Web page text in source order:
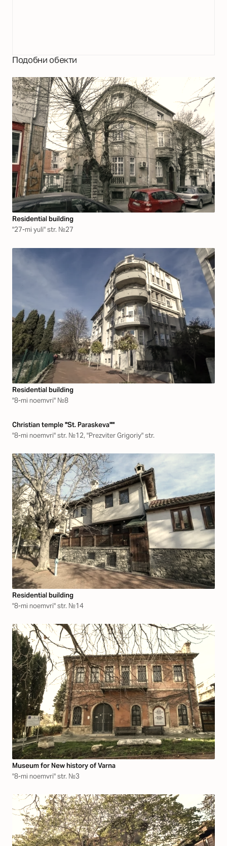
Подобни обекти
Residential building
"27-mi yuli" str. №27
Residential building
"8-mi noemvri" №8
Christian temple "St. Paraskeva""
"8-mi noemvri" str. №12, "Prezviter Grigoriy" str.
Residential building
"8-mi noemvri" str. №14
Museum for New history of Varna
"8-mi noemvri" str. №3